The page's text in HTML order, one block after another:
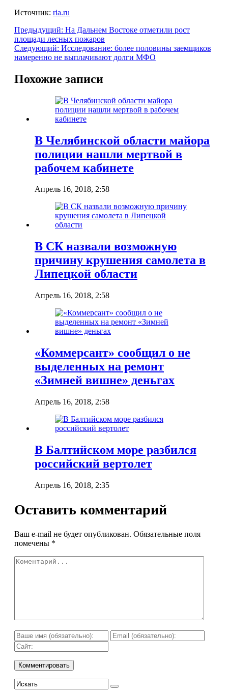
Источник: ria.ru
Предыдущий: На Дальнем Востоке отметили рост
площади лесных пожаров
Следующий: Исследование: более половины заемщиков
намеренно не выплачивают долги МФО
Похожие записи
В Челябинской области майора
полиции нашли мертвой в
рабочем кабинете
Апрель 16, 2018, 2:58
В СК назвали возможную
причину крушения самолета в
Липецкой области
Апрель 16, 2018, 2:58
«Коммерсант» сообщил о не
выделенных на ремонт
«Зимней вишне» деньгах
Апрель 16, 2018, 2:58
В Балтийском море разбился
российский вертолет
Апрель 16, 2018, 2:35
Оставить комментарий
Ваш e-mail не будет опубликован. Обязательные поля
помечены *